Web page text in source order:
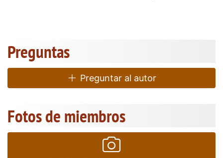
Preguntas
Preguntar al autor
Fotos de miembros